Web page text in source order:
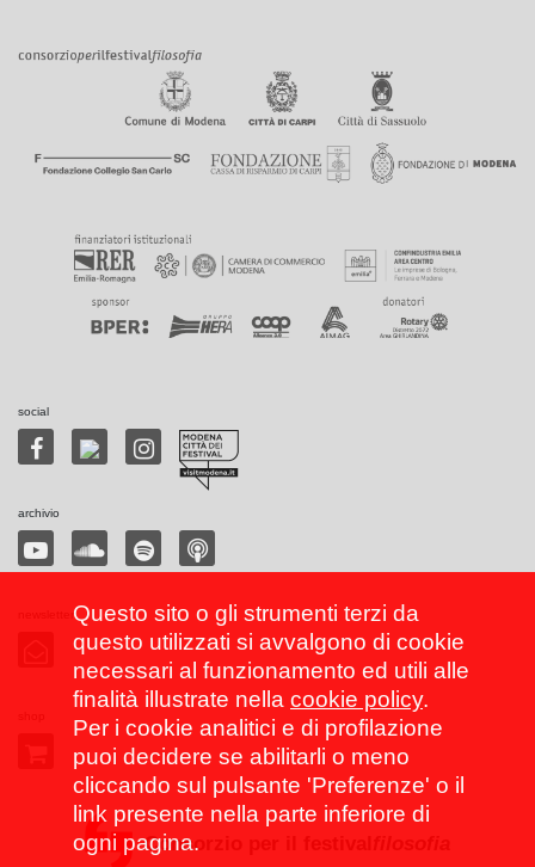
social
archivio
Consorzio per il festival
Questo sito o gli strumenti terzi da
questo utilizzati si avvalgono di cookie
necessari al funzionamento ed utili alle
finalità illustrate nella cookie policy.
Per i cookie analitici e di profilazione
puoi decidere se abilitarli o meno
cliccando sul pulsante 'Preferenze' o il
link presente nella parte inferiore di
ogni pagina.